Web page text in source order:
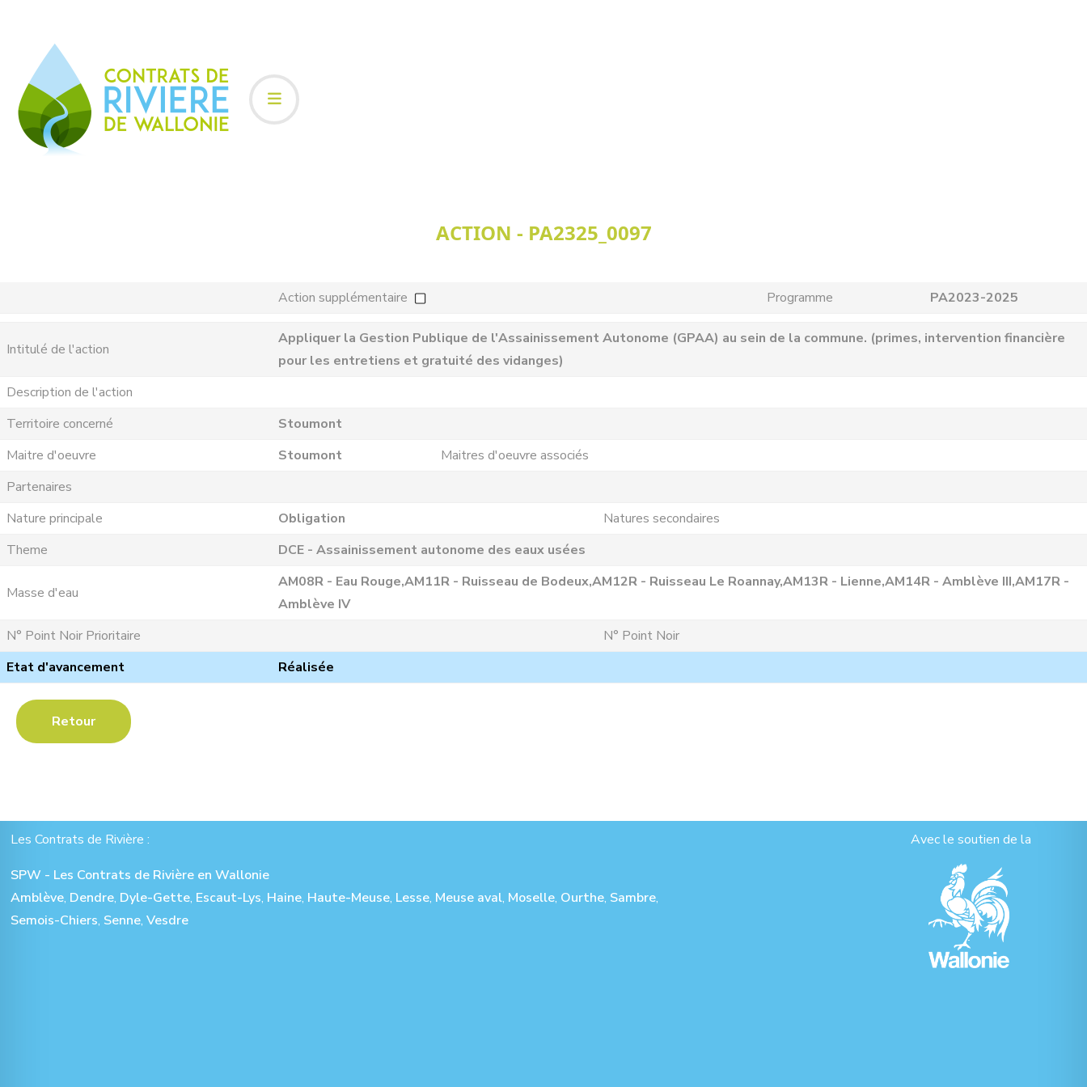
ACTION - PA2325_0097
Action supplémentaire Programme PA2023-2025
Intitulé de l'action
Appliquer la Gestion Publique de l'Assainissement Autonome (GPAA) au sein de la commune. (primes, intervention financière
pour les entretiens et gratuité des vidanges)
Description de l'action
Territoire concerné
Stoumont
Maitre d'oeuvre
Stoumont
Maitres d'oeuvre associés
Partenaires
Nature principale
Obligation
Natures secondaires
Theme
DCE - Assainissement autonome des eaux usées
Masse d'eau
AM08R - Eau Rouge,AM11R - Ruisseau de Bodeux,AM12R - Ruisseau Le Roannay,AM13R - Lienne,AM14R - Amblève III,AM17R -
Amblève IV
N° Point Noir Prioritaire
N° Point Noir
Etat d'avancement
Réalisée
Retour
Les Contrats de Rivière :
SPW - Les Contrats de Rivière en Wallonie
Amblève, Dendre, Dyle-Gette, Escaut-Lys, Haine, Haute-Meuse, Lesse, Meuse aval, Moselle, Ourthe, Sambre,
Semois-Chiers, Senne, Vesdre
Avec le soutien de la